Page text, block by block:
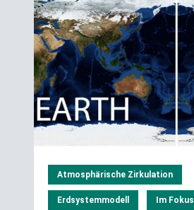
Atmosphärische Zirkulation
Erdsystemmodell Im Fokus